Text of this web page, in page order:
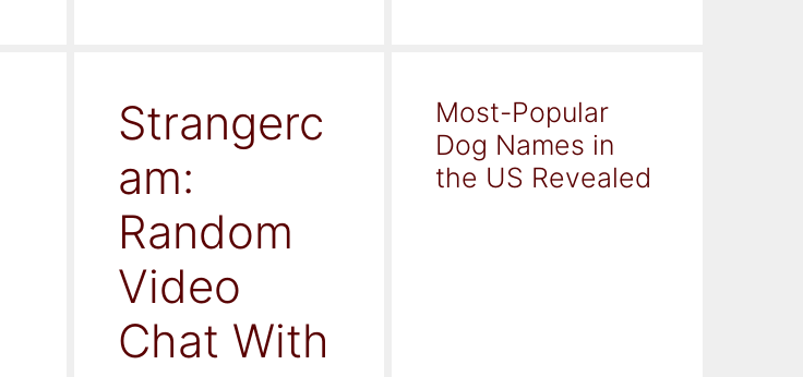
Strangerc
am:
Random
Video
Chat With
Most-Popular
Dog Names in
the US Revealed